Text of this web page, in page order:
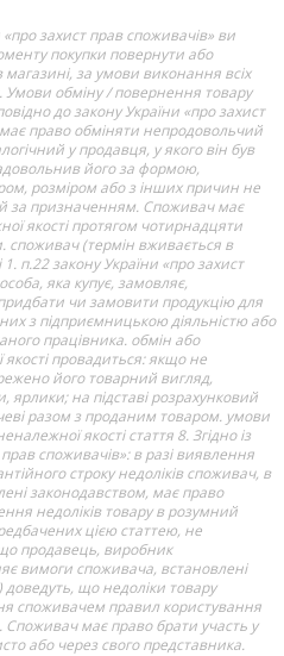
захист прав споживачів» ви
покупки повернути або
за умови виконання всіх
обміну / повернення товару
до закону України «про захист
право обміняти непродовольчий
у продавця, у якого він був
його за формою,
розміром або з інших причин не
за призначенням. Споживач має
якості протягом чотирнадцяти
споживач (термін вживається в
1. п.22 закону України «про захист
яка купує, замовляє,
чи замовити продукцію для
з підприємницькою діяльністю або
працівника. обмін або
провадиться: якщо не
його товарний вигляд,
ярлики; на підставі розрахунковий
разом з проданим товаром. умови
якості стаття 8. Згідно із
споживачів»: в разі виявлення
строку недоліків споживач, в
законодавством, має право
недоліків товару в розумний
цією статтею, не
продавець, виробник
вимоги споживача, встановлені
доведуть, що недоліки товару
споживачем правил користування
Споживач має право брати участь у
або через свого представника.